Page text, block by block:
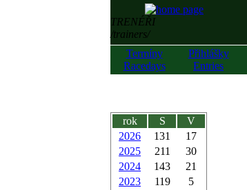
TRENÉŘI
/trainers/
Termíny
Racedays
Přihlášky
Entries
rok S
V
2026
131
17
2025
211
30
2024
143
21
2023
119
5